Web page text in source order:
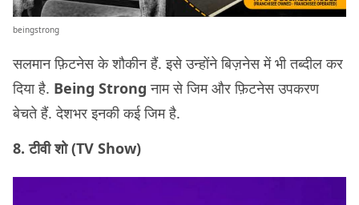
beingstrong
सलमान फ़िटनेस के शौकीन हैं. इसे उन्होंने बिज़नेस में भी तब्दील कर
दिया है. Being Strongनाम से जिम और फ़िटनेस उपकरण
बेचते हैं. देशभर इनकी कई जिम है.
8. टीवी शो (TV Show)